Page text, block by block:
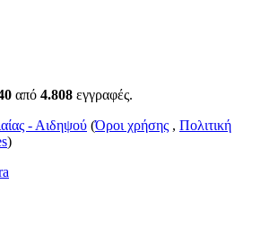
από 4.808 εγγραφές.
- Αιδηψού (Όροι χρήσης , Πολιτική
)